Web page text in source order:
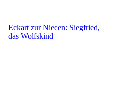
Eckart zur Nieden: Siegfried,
das Wolfskind